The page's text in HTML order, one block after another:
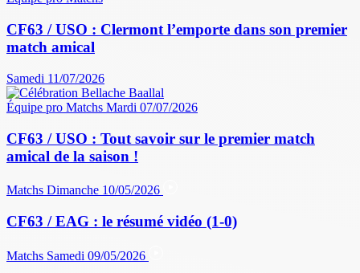
CF63 / USO : Clermont l’emporte dans son premier
match amical
Samedi 11/07/2026
Équipe pro Matchs Mardi 07/07/2026
CF63 / USO : Tout savoir sur le premier match
amical de la saison !
Matchs Dimanche 10/05/2026
CF63 / EAG : le résumé vidéo (1-0)
Matchs Samedi 09/05/2026